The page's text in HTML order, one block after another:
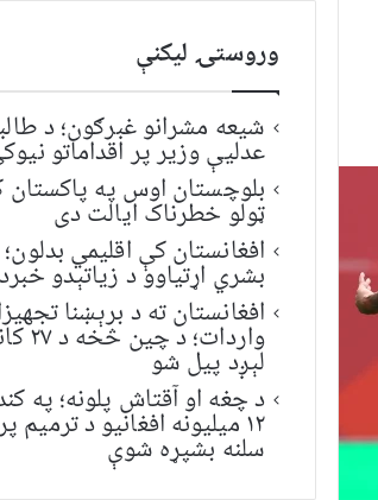
وروستۍ ليکنې
شیعه مشرانو غبرګون؛ د
عدلیې وزیر پر اقداماتو
بلوچستان اوس په پاکستان
ټولو خطرناک ایالت دی
بشري اړتیاوو د زیاتېدو
افغانستان ته د برېښنا
لېږد پیل شو
د چغه او آقتاش پلونه؛ په
سلنه بشپړه شوې